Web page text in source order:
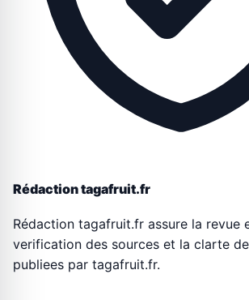
Rédaction tagafruit.fr
Rédaction tagafruit.fr assure la revue
verification des sources et la clarte
publiees par tagafruit.fr.